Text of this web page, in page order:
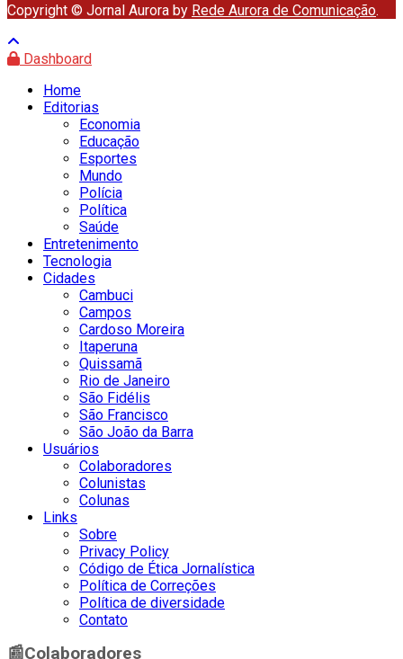
Copyright © Jornal Aurora by Rede Aurora de Comunicação.
Dashboard
Home
Editorias
Economia
Educação
Esportes
Mundo
Polícia
Política
Saúde
Entretenimento
Tecnologia
Cidades
Cambuci
Campos
Cardoso Moreira
Itaperuna
Quissamã
Rio de Janeiro
São Fidélis
São Francisco
São João da Barra
Usuários
Colaboradores
Colunistas
Colunas
Links
Sobre
Privacy Policy
Código de Ética Jornalística
Política de Correções
Política de diversidade
Contato
📰Colaboradores